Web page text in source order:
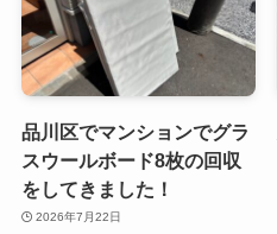
品川区でマンションでグラ
スウールボード8枚の回収
をしてきました！
2026年7月22日